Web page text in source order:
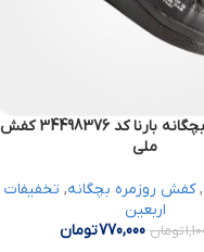
کفش روزمره بچگانه بارنا کد 34498376 کفش
ملی
,کفش روزمره بچگانه, تخفیفات
اربعین
تومان 770,000تومان